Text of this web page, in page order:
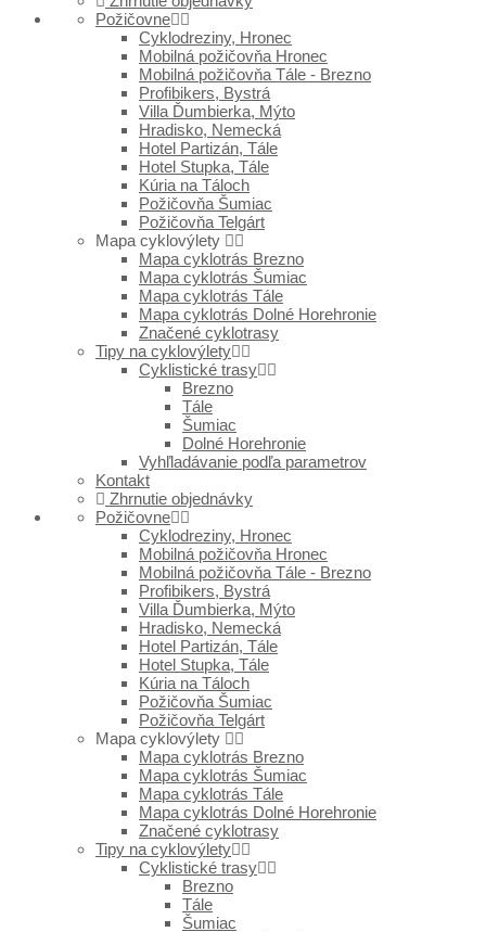
Požičovne
Cyklodreziny, Hronec
Mobilná požičovňa Hronec
Mobilná požičovňa Tále - Brezno
Profibikers, Bystrá
Villa Ďumbierka, Mýto
Hradisko, Nemecká
Hotel Partizán, Tále
Hotel Stupka, Tále
Kúria na Táloch
Požičovňa Šumiac
Požičovňa Telgárt
Mapa cyklovýlety
Mapa cyklotrás Brezno
Mapa cyklotrás Šumiac
Mapa cyklotrás Tále
Mapa cyklotrás Dolné Horehronie
Značené cyklotrasy
Tipy na cyklovýlety
Cyklistické trasy
Brezno
Tále
Šumiac
Dolné Horehronie
Vyhľladávanie podľa parametrov
Kontakt
Zhrnutie objednávky
Požičovne
Cyklodreziny, Hronec
Mobilná požičovňa Hronec
Mobilná požičovňa Tále - Brezno
Profibikers, Bystrá
Villa Ďumbierka, Mýto
Hradisko, Nemecká
Hotel Partizán, Tále
Hotel Stupka, Tále
Kúria na Táloch
Požičovňa Šumiac
Požičovňa Telgárt
Mapa cyklovýlety
Mapa cyklotrás Brezno
Mapa cyklotrás Šumiac
Mapa cyklotrás Tále
Mapa cyklotrás Dolné Horehronie
Značené cyklotrasy
Tipy na cyklovýlety
Cyklistické trasy
Brezno
Tále
Šumiac